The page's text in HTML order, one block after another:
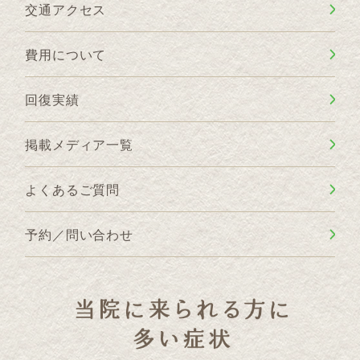
交通アクセス
費用について
回復実績
掲載メディア一覧
よくあるご質問
予約／問い合わせ